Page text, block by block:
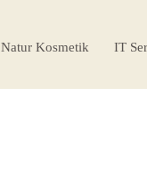
Natur Kosmetik IT